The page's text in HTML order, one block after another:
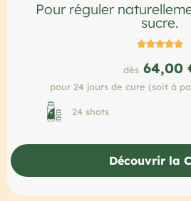
Pour réguler
sucre.

dès64,00
pour 24 jours de cure (soit à
24 shots
Découvrir la